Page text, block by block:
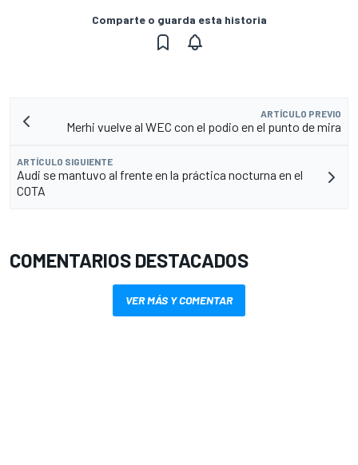
Comparte o guarda esta historia
ARTÍCULO PREVIO
Merhi vuelve al WEC con el podio en el punto de mira
ARTÍCULO SIGUIENTE
Audi se mantuvo al frente en la práctica nocturna en el
COTA
COMENTARIOS DESTACADOS
VER MÁS Y COMENTAR